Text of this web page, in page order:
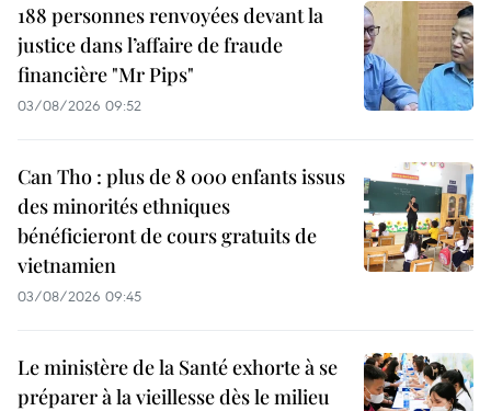
188 personnes renvoyées devant la
justice dans l’affaire de fraude
financière "Mr Pips"
03/08/2026 09:52
Can Tho : plus de 8 000 enfants issus
des minorités ethniques
bénéficieront de cours gratuits de
vietnamien
03/08/2026 09:45
Le ministère de la Santé exhorte à se
préparer à la vieillesse dès le milieu